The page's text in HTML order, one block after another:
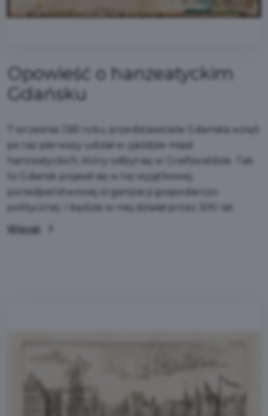
Opowieść o hanzeatyckim
Gdańsku
7 września 1361 roku przedstawiciele Gdańska wzięli
po raz pierwszy udział w zjeździe miast
hanzeatyckich, który odbył się w Greifswaldzie. Tak
to Gdańsk pojawił się w tej wyjątkowej,
ponadpaństwowej organizacji gospodarczo-
politycznej. I będzie w niej działał przez 300 lat.
Więcej